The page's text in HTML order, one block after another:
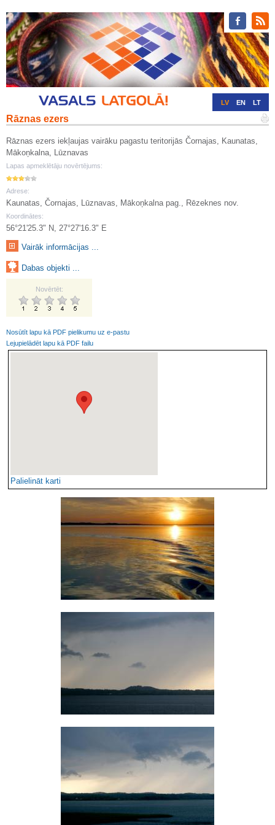
LV EN LT
Rāznas ezers
Rāznas ezers iekļaujas vairāku pagastu teritorijās Čornajas, Kaunatas,
Mākoņkalna, Lūznavas
Lapas apmeklētāju novērtējums:
Adrese:
Kaunatas, Čornajas, Lūznavas, Mākoņkalna pag., Rēzeknes nov.
Koordinātes:
56°21'25.3" N, 27°27'16.3" E
Vairāk informācijas ...
Dabas objekti ...
Novērtēt:
Nosūtīt lapu kā PDF pielikumu uz e-pastu
Lejupielādēt lapu kā PDF failu
Palielināt karti